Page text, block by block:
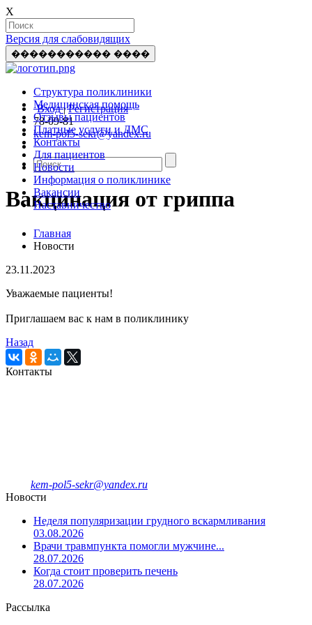
X
Версия для слабовидящих
����������� ����
Структура поликлиники
Медицинская помощь
Отзывы пациентов
Платные услуги и ДМС
Контакты
Для пациентов
Новости
Информация о поликлинике
Вакансии
Наставничество
Вход |Регистрация
78-09-81
kem-pol5-sekr@yandex.ru
Вакцинация от гриппа
Главная
Новости
23.11.2023
Уважаемые пациенты!
Приглашаем вас к нам в поликлинику
Назад
Контакты
kem-pol5-sekr@yandex.ru
Новости
Неделя популяризации грудного вскармливания
03.08.2026
Врачи травмпункта помогли мужчине...
28.07.2026
Когда стоит проверить печень
28.07.2026
Рассылка